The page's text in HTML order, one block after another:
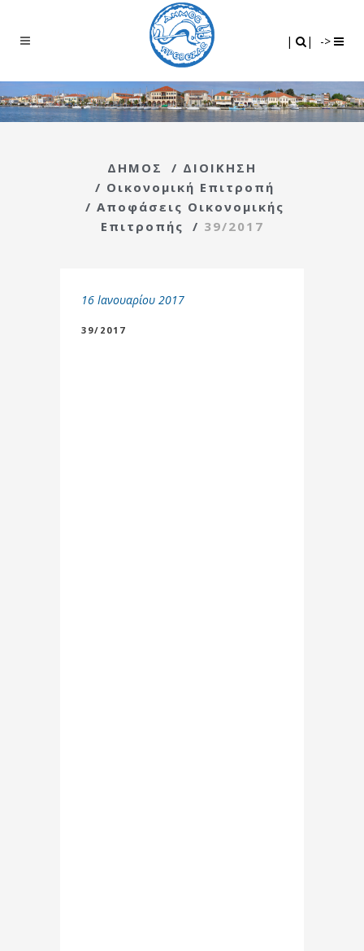
| | ->
ΔΗΜΟΣ / ΔΙΟΙΚΗΣΗ
/ Οικονομική Επιτροπή
/ Αποφάσεις Οικονομικής
Επιτροπής
/ 39/2017
16 Ιανουαρίου 2017
39/2017